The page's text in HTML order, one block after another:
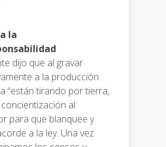
la
dijo que al gravar
a la producción
“están tirando por tierra,
al
para que blanquee y
a la ley. Una vez